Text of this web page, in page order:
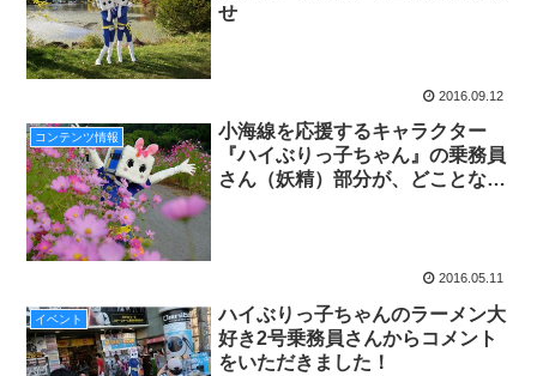
せ
2016.09.12
コンテンツ情報
小海線を応援するキャラクター
『ハイぶりっ子ちゃん』の乗務員
さん（妖精）部分が、どことなく
2016.05.11
イベント
ハイぶりっ子ちゃんのラーメン大
好き2号乗務員さんからコメント
をいただきました！